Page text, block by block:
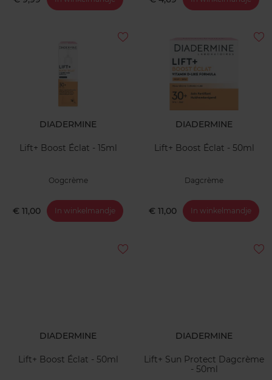
DIADERMINE
Lift+ Boost Éclat - 15ml
Oogcrème
€ 11,00 In winkelmandje
DIADERMINE
Lift+ Boost Éclat - 50ml
Dagcrème
€ 11,00 In winkelmandje
DIADERMINE
Lift+ Boost Éclat - 50ml
DIADERMINE
Lift+ Sun Protect Dagcrème
- 50ml